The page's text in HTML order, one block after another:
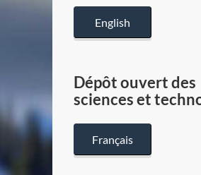
English
Dépôt ouvert des
sciences et
Français